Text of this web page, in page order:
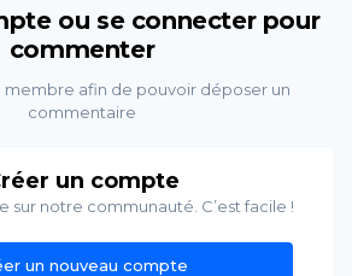
ou se connecter pour
commenter
membre afin de pouvoir déposer un
commentaire
un compte
sur notre communauté. C’est facile !
un nouveau compte